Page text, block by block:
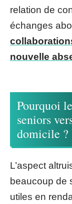
relation de
échanges
nouvelle
Pourquoi
seniors
domicile ?
L’aspect
beaucoup de
utiles en